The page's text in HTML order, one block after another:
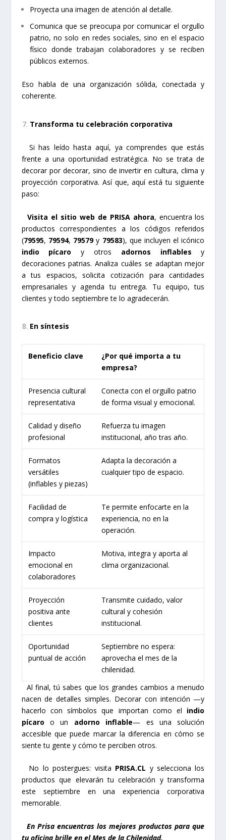
Proyecta una imagen de atención al detalle.
Comunica que se preocupa por comunicar el orgullo
patrio, no solo en redes sociales, sino en el espacio
físico donde trabajan colaboradores y se reciben
públicos externos.
Eso habla de una organización sólida, conectada y
coherente.
Transforma tu celebración corporativa
Si has leído hasta aquí, ya comprendes que estás
frente a una oportunidad estratégica. No se trata de
decorar por decorar, sino de invertir en cultura, clima y
proyección corporativa. Así que, aquí está tu siguiente
paso:
Visita el sitio web de PRISA ahora, encuentra los
productos correspondientes a los códigos referidos
(79595, 79594, 79579y 79583), que incluyen el icónico
indio pícaro y otros adornos inflables y
decoraciones patrias. Analiza cuáles se adaptan mejor
a tus espacios, solicita cotización para cantidades
empresariales y agenda tu entrega. Tu equipo, tus
clientes y todo septiembre te lo agradecerán.
En síntesis
Beneficio clave
¿Por qué importa a tu
empresa?
Presencia cultural
representativa
Conecta con el orgullo patrio
de forma visual y emocional.
Calidad y diseño
profesional
Refuerza tu imagen
institucional, año tras año.
Formatos
versátiles
(inflables y piezas)
Adapta la decoración a
cualquier tipo de espacio.
Facilidad de
compra y logística
Te permite enfocarte en la
experiencia, no en la
operación.
Impacto
emocional en
colaboradores
Motiva, integra y aporta al
clima organizacional.
Proyección
positiva ante
clientes
Transmite cuidado, valor
cultural y cohesión
institucional.
Oportunidad
puntual de acción
Septiembre no espera:
aprovecha el mes de la
chilenidad.
Al final, tú sabes que los grandes cambios a menudo
nacen de detalles simples. Decorar con intención —y
hacerlo con símbolos que importan como el indio
pícaro o un adorno inflable— es una solución
accesible que puede marcar la diferencia en cómo se
siente tu gente y cómo te perciben otros.
No lo postergues: visita PRISA.CL y selecciona los
productos que elevarán tu celebración y transforma
este septiembre en una experiencia corporativa
memorable.
En Prisa encuentras los mejores productos para que
tu oficina brille en el Mes de la Chilenidad.